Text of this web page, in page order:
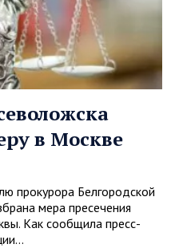
в Москве
прокурора Белгородской
мера пресечения
Как сообщила пресс-